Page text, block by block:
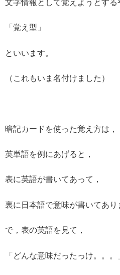
文字情報として覚えようとする
「覚え型」
といいます。
（これもいま名付けました）
暗記カードを使った覚え方は，
英単語を例にあげると，
表に英語が書いてあって，
裏に日本語で意味が書いてあり
で，表の英語を見て，
「どんな意味だったっけ。。。